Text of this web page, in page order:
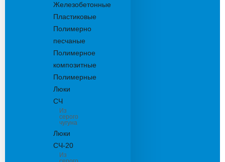
Железобетонные
Пластиковые
Полимерно
песчаные
Полимерное
композитные
Полимерные
Люки
СЧ
Из
серого
чугуна
Люки
СЧ-20
Из